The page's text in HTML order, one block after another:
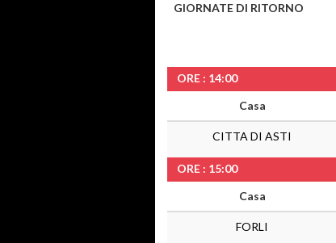
GIORNATE DI RITORNO
ORE : 14:00
Casa
CITTA DI ASTI
ORE : 15:00
Casa
FORLI